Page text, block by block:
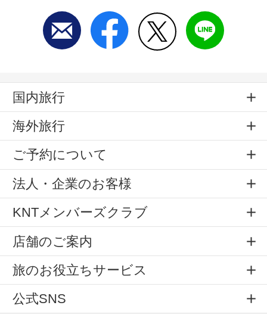
国内旅行
海外旅行
ご予約について
法人・企業のお客様
KNTメンバーズクラブ
店舗のご案内
旅のお役立ちサービス
公式SNS